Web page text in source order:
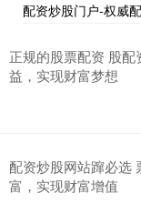
配资炒股门户-权威
正规的股票配资 股
益，实现财富梦想
配资炒股网站蹿必选
富，实现财富增值